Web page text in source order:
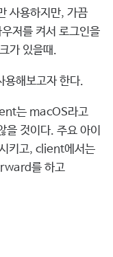
사용하지만, 가끔
저를 켜서 로그인을
가 있을때.
용해보고자 한다.
는 macOS라고
을 것이다. 주요 아이
키고, client에서는
를 하고